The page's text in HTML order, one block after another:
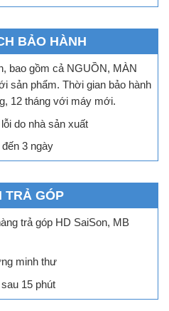
BẢO HÀNH
bao gồm cả NGUỒN, MÀN
sản phẩm. Thời gian bảo hành
12 tháng với máy mới.
do nhà sản xuất
3 ngày
TRẢ GÓP
trả góp HD SaiSon, MB
minh thư
15 phút